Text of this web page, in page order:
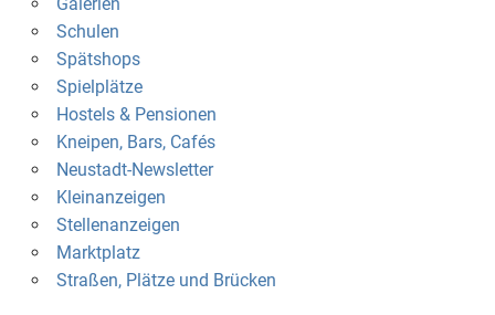
Schulen
Spätshops
Spielplätze
Hostels & Pensionen
Kneipen, Bars, Cafés
Neustadt-Newsletter
Kleinanzeigen
Stellenanzeigen
Marktplatz
Straßen, Plätze und Brücken